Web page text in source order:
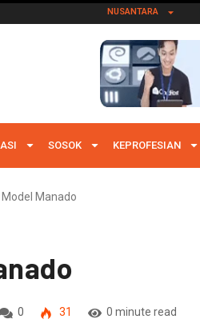
NUSANTARA
SOSOK KEPROFESIAN
Model Manado
0 31 0 minute read